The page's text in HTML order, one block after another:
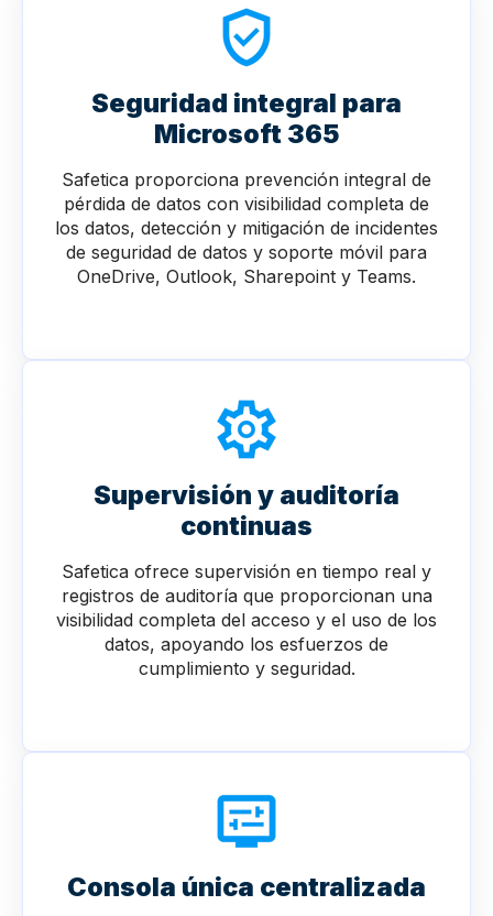
Seguridad integral para
Microsoft 365
Safetica proporciona prevención integral de
pérdida de datos con visibilidad completa de
los datos, detección y mitigación de incidentes
de seguridad de datos y soporte móvil para
OneDrive, Outlook, Sharepoint y Teams.
Supervisión y auditoría
continuas
Safetica ofrece supervisión en tiempo real y
registros de auditoría que proporcionan una
visibilidad completa del acceso y el uso de los
datos, apoyando los esfuerzos de
cumplimiento y seguridad.
Consola única centralizada